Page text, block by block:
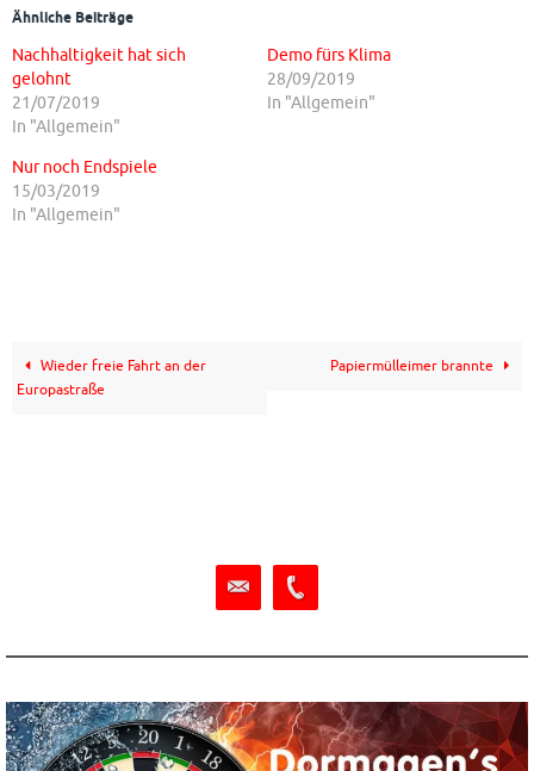
Ähnliche Beiträge
Nachhaltigkeit hat sich
gelohnt
21/07/2019
In "Allgemein"
Demo fürs Klima
28/09/2019
In "Allgemein"
Nur noch Endspiele
15/03/2019
In "Allgemein"
Wieder freie Fahrt an der
Europastraße
Papiermülleimer brannte